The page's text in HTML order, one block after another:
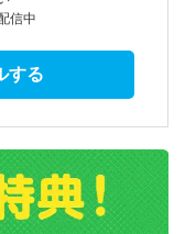
信中
する